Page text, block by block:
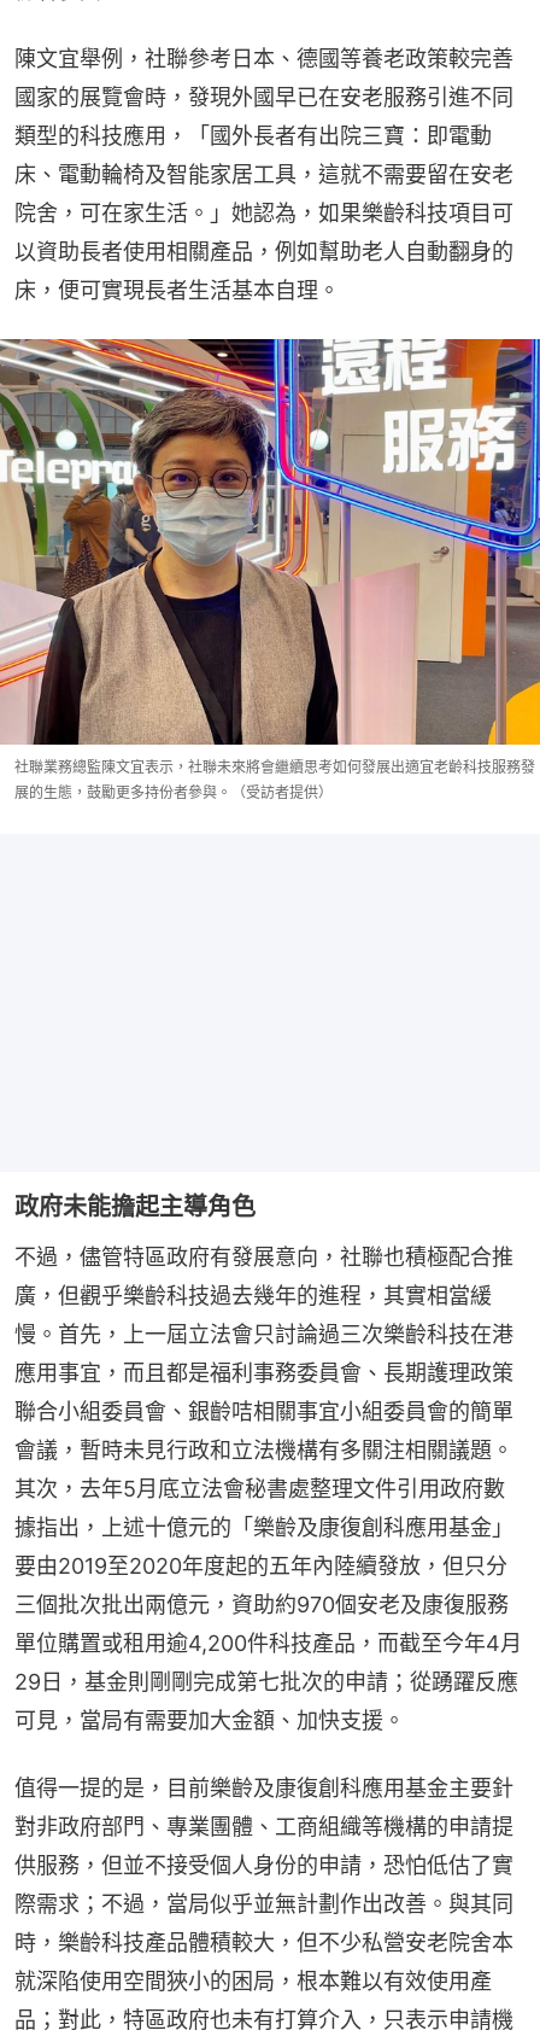
陳文宜舉例，社聯參考日本、德國等養老政策較完善
國家的展覽會時，發現外國早已在安老服務引進不同
類型的科技應用，「國外長者有出院三寶：即電動
床、電動輪椅及智能家居工具，這就不需要留在安老
院舍，可在家生活。」她認為，如果樂齡科技項目可
以資助長者使用相關產品，例如幫助老人自動翻身的
床，便可實現長者生活基本自理。
社聯業務總監陳文宜表示，社聯未來將會繼續思考如何發展出適宜老齡科技服務發
展的生態，鼓勵更多持份者參與。（受訪者提供）
政府未能擔起主導角色
不過，儘管特區政府有發展意向，社聯也積極配合推
廣，但觀乎樂齡科技過去幾年的進程，其實相當緩
慢。首先，上一屆立法會只討論過三次樂齡科技在港
應用事宜，而且都是福利事務委員會、長期護理政策
聯合小組委員會、銀齡咭相關事宜小組委員會的簡單
會議，暫時未見行政和立法機構有多關注相關議題。
其次，去年5月底立法會秘書處整理文件引用政府數
據指出，上述十億元的「樂齡及康復創科應用基金」
要由2019至2020年度起的五年內陸續發放，但只分
三個批次批出兩億元，資助約970個安老及康復服務
單位購置或租用逾4,200件科技產品，而截至今年4月
29日，基金則剛剛完成第七批次的申請；從踴躍反應
可見，當局有需要加大金額、加快支援。
值得一提的是，目前樂齡及康復創科應用基金主要針
對非政府部門、專業團體、工商組織等機構的申請提
供服務，但並不接受個人身份的申請，恐怕低估了實
際需求；不過，當局似乎並無計劃作出改善。與其同
時，樂齡科技產品體積較大，但不少私營安老院舍本
就深陷使用空間狹小的困局，根本難以有效使用產
品；對此，特區政府也未有打算介入，只表示申請機